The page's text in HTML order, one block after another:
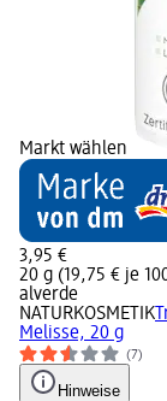
Markt wählen
3,95 €
20 g (19,75 € je
alverde
NATURKOSMETIK
Melisse, 20 g
(7)
Hinweise